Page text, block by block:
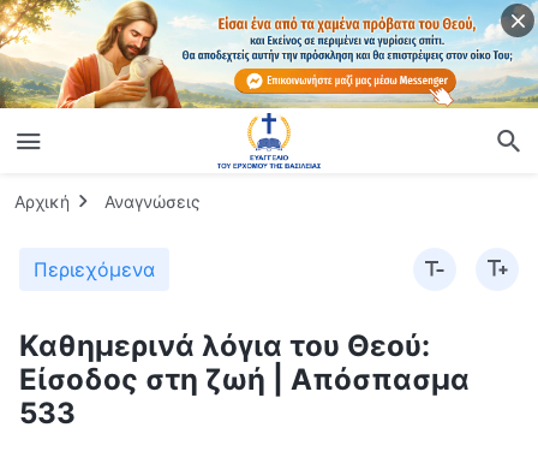
Αρχική Αναγνώσεις
Περιεχόμενα
Καθημερινά λόγια του Θεού:
Είσοδος στη ζωή | Απόσπασμα
533